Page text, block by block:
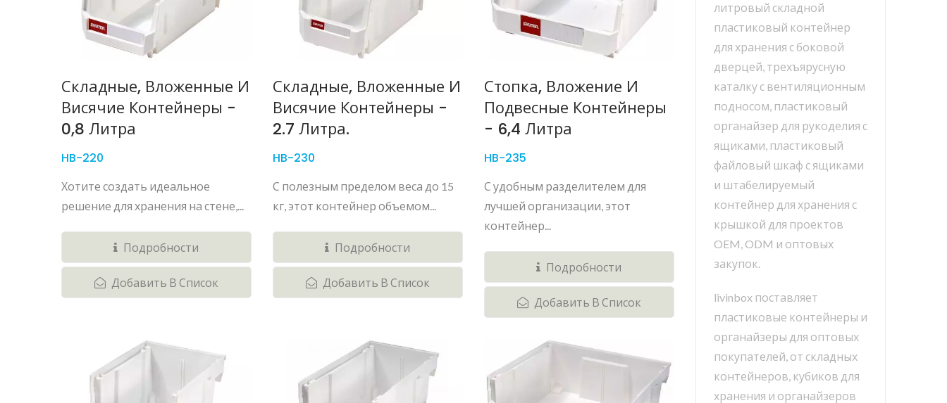
Складные, Вложенные И
Висячие Контейнеры -
0,8 Литра
HB-220
Хотите создать идеальное
решение для хранения на стене,...
Подробности
Добавить В Список
Складные, Вложенные И
Висячие Контейнеры -
2.7 Литра.
HB-230
С полезным пределом веса до 15
кг, этот контейнер объемом...
Подробности
Добавить В Список
Стопка, Вложение И
Подвесные Контейнеры
- 6,4 Литра
HB-235
С удобным разделителем для
лучшей организации, этот
контейнер...
Подробности
Добавить В Список
литровый складной
пластиковый контейнер
для хранения с боковой
дверцей, трехъярусную
каталку с вентиляционным
подносом, пластиковый
органайзер для рукоделия с
ящиками, пластиковый
файловый шкаф с ящиками
и штабелируемый
контейнер для хранения с
крышкой для проектов
OEM, ODM и оптовых
закупок.
livinbox поставляет
пластиковые контейнеры и
органайзеры для оптовых
покупателей, от складных
контейнеров, кубиков для
хранения и органайзеров